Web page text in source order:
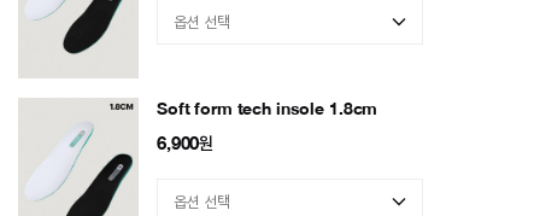
Soft form tech insole 1.8cm
6,900원